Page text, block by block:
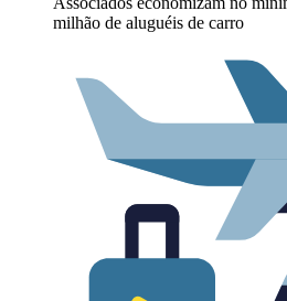
milhão de aluguéis de carro